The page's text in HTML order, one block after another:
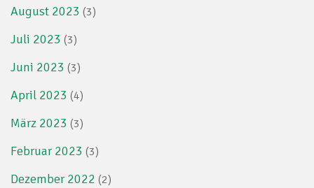
August 2023 (3)
Juli 2023 (3)
Juni 2023 (3)
April 2023 (4)
März 2023 (3)
Februar 2023 (3)
Dezember 2022 (2)